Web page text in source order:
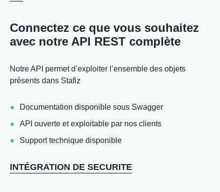
Connectez ce que vous souhaitez
avec notre API REST complète
Notre API permet d’exploiter l’ensemble des objets
présents dans Stafiz
Documentation disponible sous Swagger
API ouverte et exploitable par nos clients
Support technique disponible
INTÉGRATION DE SECURITE